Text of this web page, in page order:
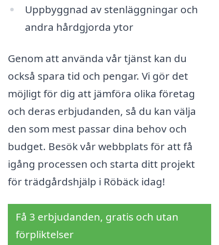
Uppbyggnad av stenläggningar och
andra hårdgjorda ytor
Genom att använda vår tjänst kan du
också spara tid och pengar. Vi gör det
möjligt för dig att jämföra olika företag
och deras erbjudanden, så du kan välja
den som mest passar dina behov och
budget. Besök vår webbplats för att få
igång processen och starta ditt projekt
för trädgårdshjälp i Röbäck idag!
Få 3 erbjudanden, gratis och utan
förpliktelser